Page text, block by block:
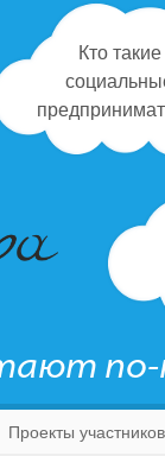
Кто такие
Проекты участников